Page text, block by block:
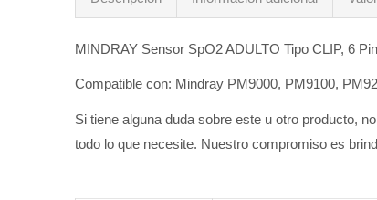
MINDRAY Sensor SpO2 ADULTO Tipo CLIP, 6
Compatible con: Mindray PM9000, PM9100,
Si tiene alguna duda sobre este u otro producto,
todo lo que necesite. Nuestro compromiso es